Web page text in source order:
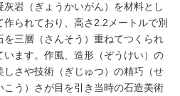
灰岩（ぎょうかいがん）を材料とし
作られており、高さ2.2メートルで別
を三層（さんそう）重ねてつくられ
います。作風、造形（ぞうけい）の
しさや技術（ぎじゅつ）の精巧（せ
こう）さが目を引き当時の石造美術